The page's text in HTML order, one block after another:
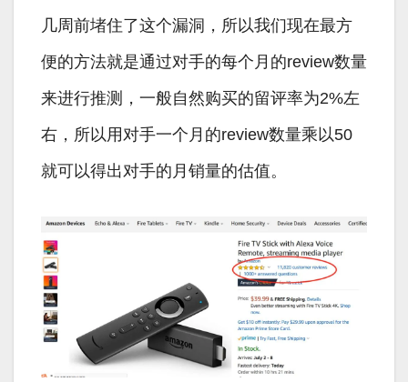
几周前堵住了这个漏洞，所以我们现在最方
便的方法就是通过对手的每个月的review数量
来进行推测，一般自然购买的留评率为2%左
右，所以用对手一个月的review数量乘以50
就可以得出对手的月销量的估值。